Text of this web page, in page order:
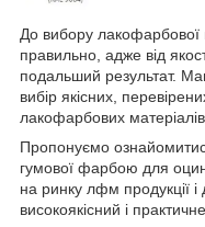
До вибору лакофарбової
правильно, адже від
подальший результат.
вибір якісних,
лакофарбових
Пропонуємо
гумової фарбою для
на ринку лфм продукції
високоякісний і